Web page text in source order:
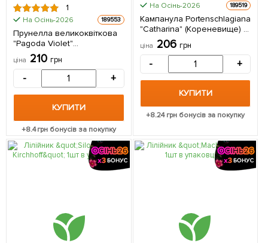
1
На Осінь-2026 189553
Прунелла великоквіткова
"Pagoda Violet"
(Чорноголівка
морозостійка) 1 саджанець
ціна 210 грн
- +
КУПИТИ
+8.4грн бонусів за покупку
На Осінь-2026 189519
Кампанула Portenschlagiana
"Catharina" (Кореневище) 1
шт в упаковці
ціна 206 грн
- +
КУПИТИ
+8.24грн бонусів за покупку